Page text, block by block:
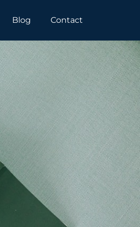
Blog Contact